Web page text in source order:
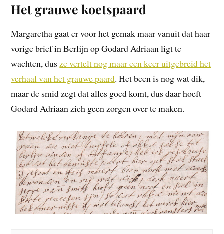
Het grauwe koetspaard
Margaretha gaat er voor het gemak maar vanuit dat haar
vorige brief in Berlijn op Godard Adriaan ligt te
wachten, dus ze vertelt nog maar een keer uitgebreid het
verhaal van het grauwe paard. Het been is nog wat dik,
maar de smid zegt dat alles goed komt, dus daar hoeft
Godard Adriaan zich geen zorgen over te maken.